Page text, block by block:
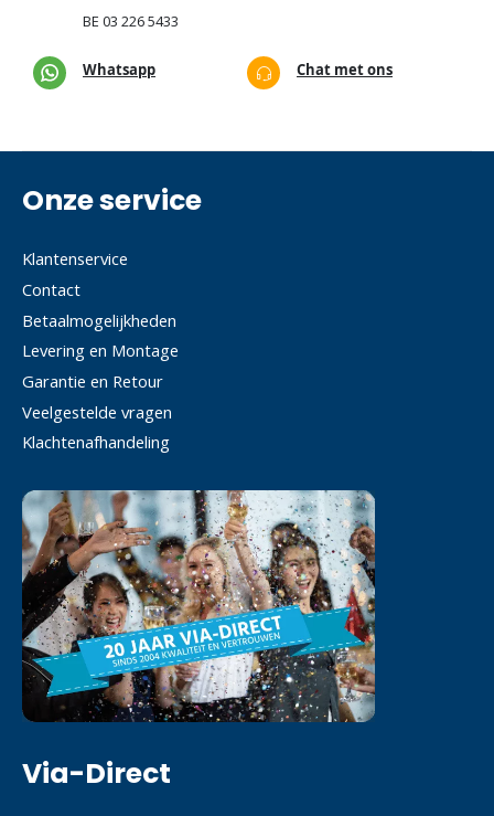
BE 03 226 5433
Whatsapp Chat met ons
Onze service
Klantenservice
Contact
Betaalmogelijkheden
Levering en Montage
Garantie en Retour
Veelgestelde vragen
Klachtenafhandeling
Via-Direct